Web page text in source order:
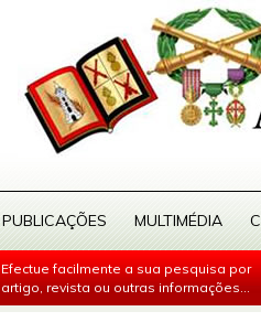
PUBLICAÇÕES MULTIMÉDIA
Efectue facilmente a sua pesquisa por
artigo, revista ou outras informações...